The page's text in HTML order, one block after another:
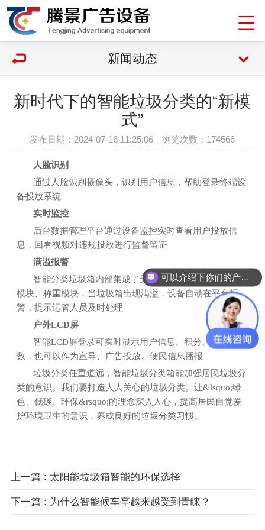
新闻动态
新时代下的智能垃圾分类的“新模
式”
发布日期：2024-07-16 11:25:06 浏览次数： 174566
人脸识别
通过人脸识别摄像头，识别用户信息，帮助登录终端设
备投放系统
实时监控
后台数据管理平台通过设备监控实时查看用户投放信
息，回看视频对违规投放进行监督留证
满溢报警
智能分类垃圾箱内部集成了无线数据传输模块、传感器
模块、称重模块， 当垃圾箱出现满溢，设备自动在平台报
警，提示运管人员及时处理
户外LCD屏
智能LCD屏登录可实时显示用户信息、积分、投放次
数，也可以作为宣导、广告投放、便民信息播报
垃圾分类任重道远，智能垃圾分类箱能加强居民垃圾分
类的意识。我们要打造人人关心的垃圾分类。让&lsquo;绿
色、低碳、环保&rsquo;的理念深入人心，提高居民自觉爱
护环境卫生的意识，养成良好的垃圾分类习惯。
上一篇 : 太阳能垃圾箱智能的环保选择
下一篇 : 为什么智能候车亭越来越受到青睐？
可以介绍下你们的产品么？